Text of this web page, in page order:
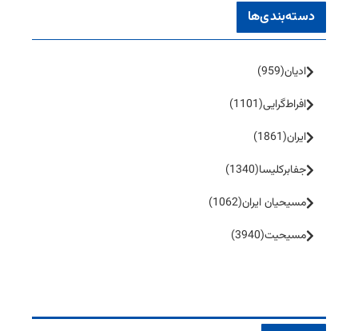
دسته‌بندی‌ها
ادیان(959)
افراط‌گرایی(1101)
ایران(1861)
جفا‌بر‌کلیسا(1340)
مسیحیان ایران(1062)
مسیحیت(3940)